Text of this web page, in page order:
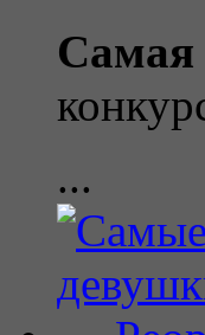
Самая
...